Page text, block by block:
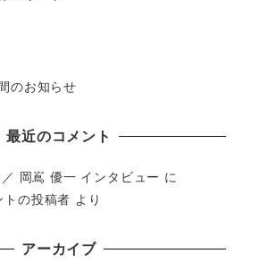
のお知らせ
最近のコメント
岡嶌 優一 インタビュー に
の投稿者 より
アーカイブ